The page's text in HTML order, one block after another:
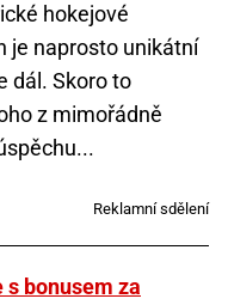
hokejové
je naprosto unikátní
dál. Skoro to
z mimořádně
Reklamní sdělení
s bonusem za